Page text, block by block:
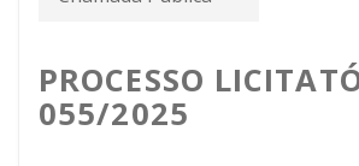
PROCESSO
055/2025